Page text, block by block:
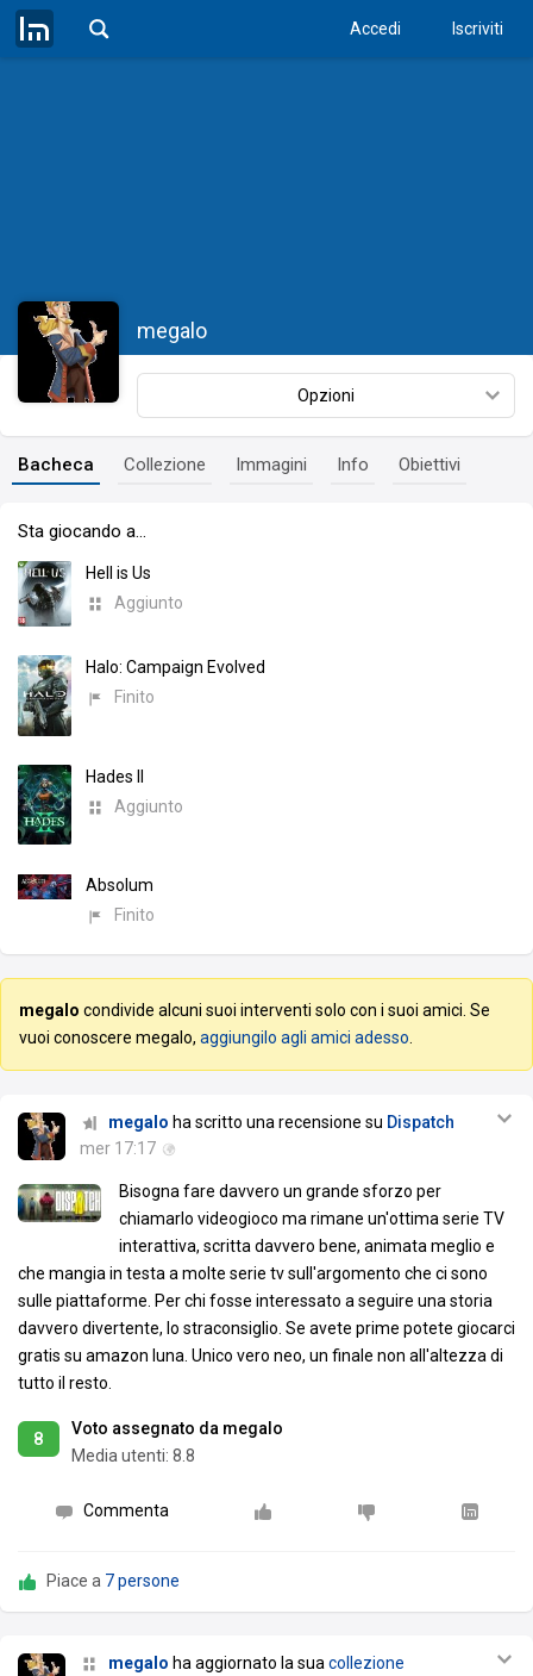
Accedi Iscriviti
megalo
Opzioni
Bacheca Collezione Immagini Info Obiettivi
Sta giocando a…
Hell is Us
Aggiunto
Halo: Campaign Evolved
Finito
Hades II
Aggiunto
Absolum
Finito
megalo condivide alcuni suoi interventi solo con i suoi amici. Se
vuoi conoscere megalo, aggiungilo agli amici adesso.
megalo ha scritto una recensione su Dispatch
mer 17:17
Bisogna fare davvero un grande sforzo per
chiamarlo videogioco ma rimane un'ottima serie TV
interattiva, scritta davvero bene, animata meglio e
che mangia in testa a molte serie tv sull'argomento che ci sono
sulle piattaforme. Per chi fosse interessato a seguire una storia
davvero divertente, lo straconsiglio. Se avete prime potete giocarci
gratis su amazon luna. Unico vero neo, un finale non all'altezza di
tutto il resto.
8
Voto assegnato da megalo
Media utenti: 8.8
Commenta
Piace a 7 persone
megalo ha aggiornato la suacollezione